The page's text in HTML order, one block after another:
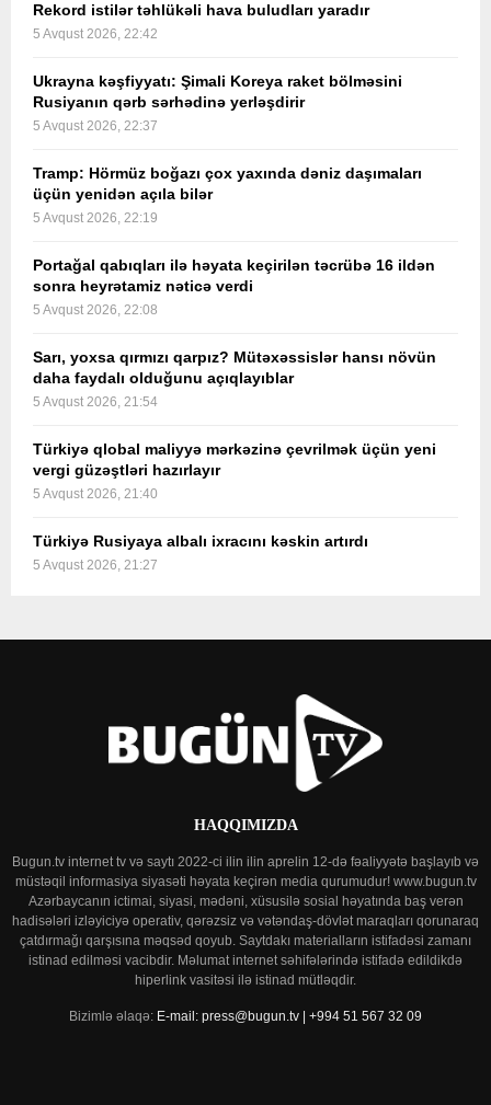
Rekord istilər təhlükəli hava buludları yaradır
5 Avqust 2026, 22:42
Ukrayna kəşfiyyatı: Şimali Koreya raket bölməsini
Rusiyanın qərb sərhədinə yerləşdirir
5 Avqust 2026, 22:37
Tramp: Hörmüz boğazı çox yaxında dəniz daşımaları
üçün yenidən açıla bilər
5 Avqust 2026, 22:19
Portağal qabıqları ilə həyata keçirilən təcrübə 16 ildən
sonra heyrətamiz nəticə verdi
5 Avqust 2026, 22:08
Sarı, yoxsa qırmızı qarpız? Mütəxəssislər hansı növün
daha faydalı olduğunu açıqlayıblar
5 Avqust 2026, 21:54
Türkiyə qlobal maliyyə mərkəzinə çevrilmək üçün yeni
vergi güzəştləri hazırlayır
5 Avqust 2026, 21:40
Türkiyə Rusiyaya albalı ixracını kəskin artırdı
5 Avqust 2026, 21:27
HAQQIMIZDA
Bugun.tv internet tv və saytı 2022-ci ilin ilin aprelin 12-də fəaliyyətə başlayıb və
müstəqil informasiya siyasəti həyata keçirən media qurumudur! www.bugun.tv
Azərbaycanın ictimai, siyasi, mədəni, xüsusilə sosial həyatında baş verən
hadisələri izləyiciyə operativ, qərəzsiz və vətəndaş-dövlət maraqları qorunaraq
çatdırmağı qarşısına məqsəd qoyub. Saytdakı materialların istifadəsi zamanı
istinad edilməsi vacibdir. Məlumat internet səhifələrində istifadə edildikdə
hiperlink vasitəsi ilə istinad mütləqdir.
Bizimlə əlaqə: E-mail: press@bugun.tv | +994 51 567 32 09